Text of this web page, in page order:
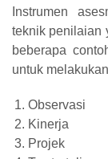
Instrumen
teknik penilaian
beberapa
untuk
Observasi
Kinerja
Projek